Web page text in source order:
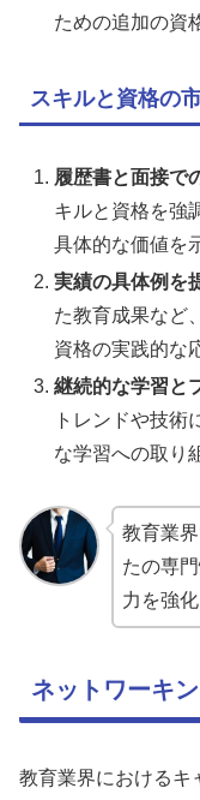
ための追加の資
スキルと資格の
履歴書と面接で
キルと資格を強
具体的な価値を
実績の具体例を
た教育成果など
資格の実践的な
継続的な学習と
トレンドや技術
な学習への取り
教育業
たの専
力を強化
ネットワーキ
教育業界におけるキ